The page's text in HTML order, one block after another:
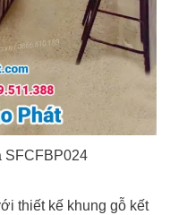
SFCFBP024
thiết kế khung gỗ kết